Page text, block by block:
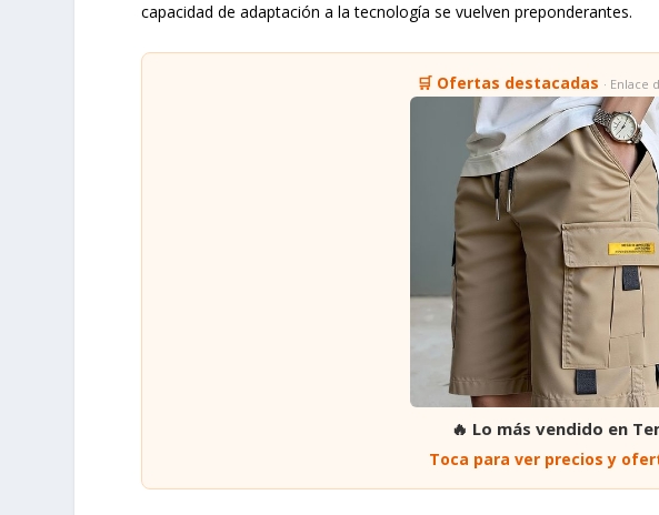
capacidad de adaptación a la tecnología se vuelven preponderantes.
🛒 Ofertas destacadas · Enlace
🔥 Lo más vendido en
Toca para ver precios y